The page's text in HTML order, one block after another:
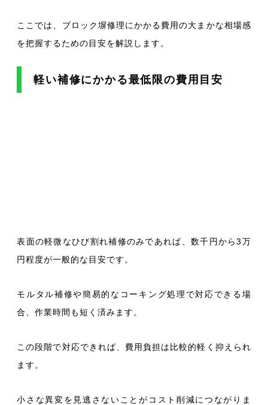
ここでは、ブロック塀修理にかかる費用の大まかな相場感
を把握するための目安を解説します。
軽い補修にかかる最低限の費用目安
表面の軽微なひび割れ補修のみであれば、数千円から3万
円程度が一般的な目安です。
モルタル補修や簡易的なコーキング処理で対応できる場
合、作業時間も短く済みます。
この段階で対応できれば、費用負担は比較的軽く抑えられ
ます。
小さな異変を見逃さないことがコスト削減につながりま